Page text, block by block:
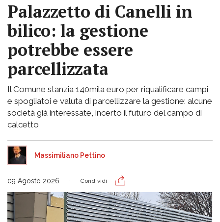
Palazzetto di Canelli in
bilico: la gestione
potrebbe essere
parcellizzata
Il Comune stanzia 140mila euro per riqualificare campi
e spogliatoi e valuta di parcellizzare la gestione: alcune
società già interessate, incerto il futuro del campo di
calcetto
Massimiliano Pettino
09 Agosto 2026 Condividi